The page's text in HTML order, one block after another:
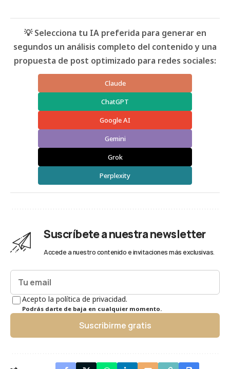
💡 Selecciona tu IA preferida para generar en
segundos un análisis completo del contenido y una
propuesta de post optimizado para redes sociales:
Claude
ChatGPT
Google AI
Gemini
Grok
Perplexity
Suscríbete a nuestra newsletter
Accede a nuestro contenido e invitaciones más exclusivas.
Acepto la política de privacidad.
Podrás darte de baja en cualquier momento.
Suscribirme gratis